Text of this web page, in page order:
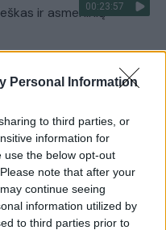
Personal Information
to third parties, or
information for
use the below opt-out
note that after your
continue seeing
information utilized by
to third parties prior to
00:23:57
ir asmeninių
klausimų: du